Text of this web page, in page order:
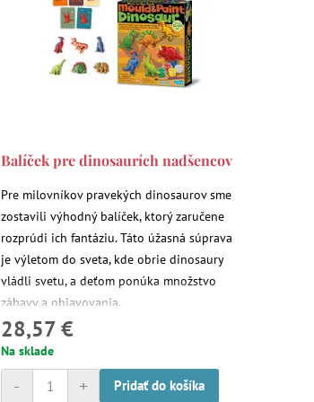
Balíček pre dinosaurích nadšencov
Pre milovníkov pravekých dinosaurov sme
zostavili výhodný balíček, ktorý zaručene
rozprúdi ich fantáziu. Táto úžasná súprava
je výletom do sveta, kde obrie dinosaury
vládli svetu, a deťom ponúka množstvo
zábavy a objavovania.
28,57 €
Na sklade
+
- Pridať do košíka